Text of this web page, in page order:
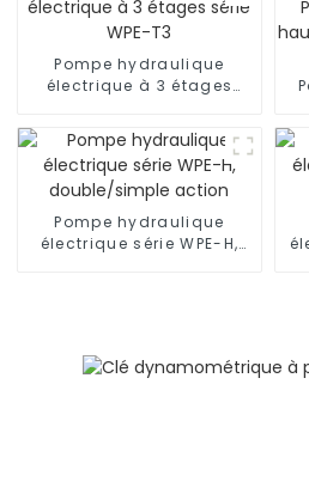
Pompe hydraulique
électrique à 3 étages
Pompe hydraulique
électrique série WPE-H,